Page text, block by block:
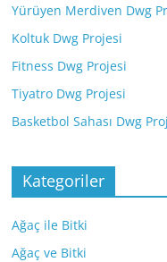
Yürüyen Merdiven Dwg
Koltuk Dwg Projesi
Fitness Dwg Projesi
Tiyatro Dwg Projesi
Basketbol Sahası Dwg
Kategoriler
Ağaç ile Bitki
Ağaç ve Bitki